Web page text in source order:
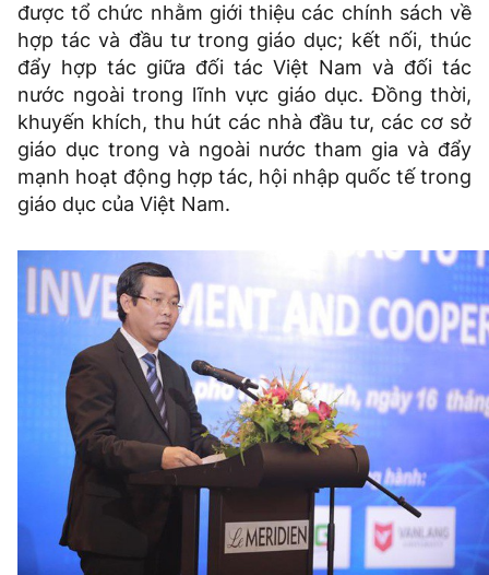
được tổ chức nhằm giới thiệu các chính sách về
hợp tác và đầu tư trong giáo dục; kết nối, thúc
đẩy hợp tác giữa đối tác Việt Nam và đối tác
nước ngoài trong lĩnh vực giáo dục. Đồng thời,
khuyến khích, thu hút các nhà đầu tư, các cơ sở
giáo dục trong và ngoài nước tham gia và đẩy
mạnh hoạt động hợp tác, hội nhập quốc tế trong
giáo dục của Việt Nam.